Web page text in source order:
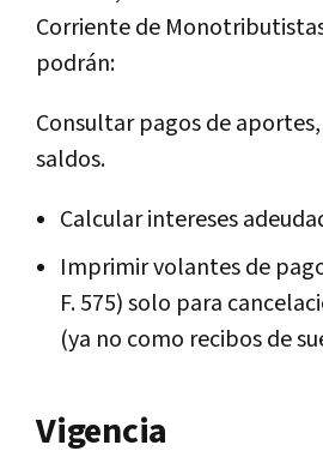
Corriente de
podrán:
Consultar pagos de
saldos.
Calcular intereses
Imprimir volantes de pago
F. 575) solo para
(ya no como recibos de
Vigencia